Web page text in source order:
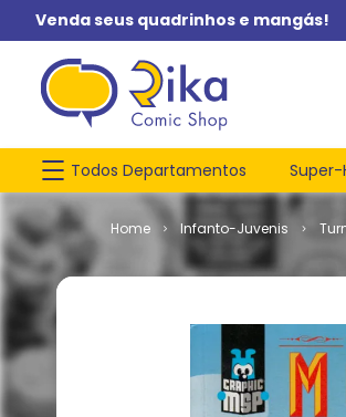
Venda seus quadrinhos e mangás!
Todos Departamentos Super-
Infanto-Juvenis